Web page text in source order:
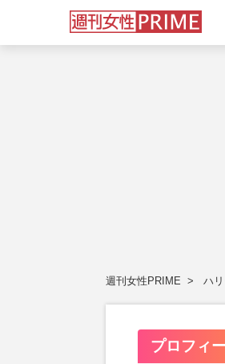
週刊女性PRIME ハ
プロフィ